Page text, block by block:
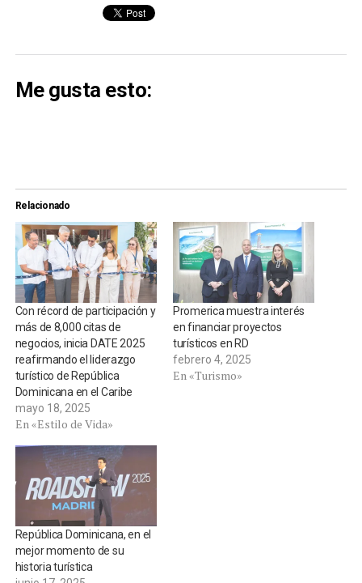
Me gusta esto:
Relacionado
Con récord de participación y
más de 8,000 citas de
negocios, inicia DATE 2025
reafirmando el liderazgo
turístico de República
Dominicana en el Caribe
mayo 18, 2025
En «Estilo de Vida»
Promerica muestra interés
en financiar proyectos
turísticos en RD
febrero 4, 2025
En «Turismo»
República Dominicana, en el
mejor momento de su
historia turística